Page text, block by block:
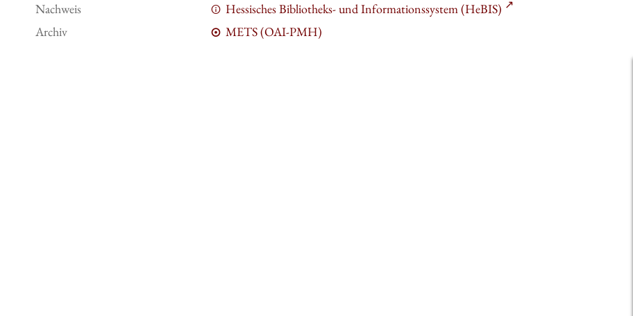
Nachweis
Hessisches Bibliotheks- und Informationssystem (HeBIS)
Archiv
METS (OAI-PMH)